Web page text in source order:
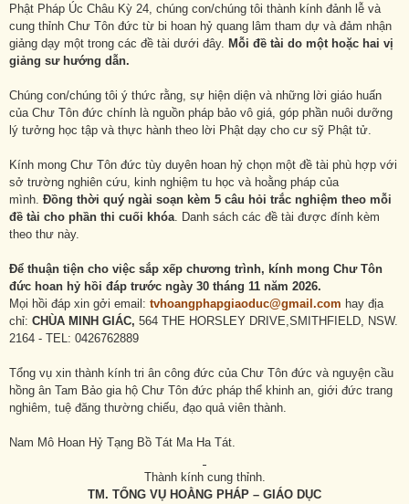
Phật Pháp Úc Châu Kỳ 24, chúng con/chúng tôi thành kính đảnh lễ và
cung thỉnh Chư Tôn đức từ bi hoan hỷ quang lâm tham dự và đảm nhận
giảng dạy một trong các đề tài dưới đây. Mỗi đề tài do một hoặc hai vị
giảng sư hướng dẫn.
Chúng con/chúng tôi ý thức rằng, sự hiện diện và những lời giáo huấn
của Chư Tôn đức chính là nguồn pháp bảo vô giá, góp phần nuôi dưỡng
lý tưởng học tập và thực hành theo lời Phật dạy cho cư sỹ Phật tử.
Kính mong Chư Tôn đức tùy duyên hoan hỷ chọn một đề tài phù hợp với
sở trường nghiên cứu, kinh nghiệm tu học và hoằng pháp của
mình. Đồng thời quý ngài soạn kèm 5 câu hỏi trắc nghiệm theo mỗi
đề tài cho phần thi cuối khóa. Danh sách các đề tài được đính kèm
theo thư này.
Để thuận tiện cho việc sắp xếp chương trình, kính mong Chư Tôn
đức hoan hỷ hồi đáp trước ngày 30 tháng 11 năm 2026.
Mọi hồi đáp xin gởi email: tvhoangphapgiaoduc@gmail.com hay địa
chỉ: CHÙA MINH GIÁC, 564 THE HORSLEY DRIVE,SMITHFIELD, NSW.
2164 - TEL: 0426762889
Tổng vụ xin thành kính tri ân công đức của Chư Tôn đức và nguyện cầu
hồng ân Tam Bảo gia hộ Chư Tôn đức pháp thể khinh an, giới đức trang
nghiêm, tuệ đăng thường chiếu, đạo quả viên thành.
Nam Mô Hoan Hỷ Tạng Bồ Tát Ma Ha Tát.
Thành kính cung thỉnh.
TM. TỔNG VỤ HOẰNG PHÁP – GIÁO DỤC